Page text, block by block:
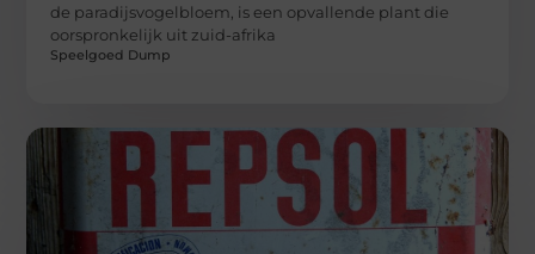
de paradijsvogelbloem, is een opvallende plant die
oorspronkelijk uit zuid-afrika
Speelgoed Dump